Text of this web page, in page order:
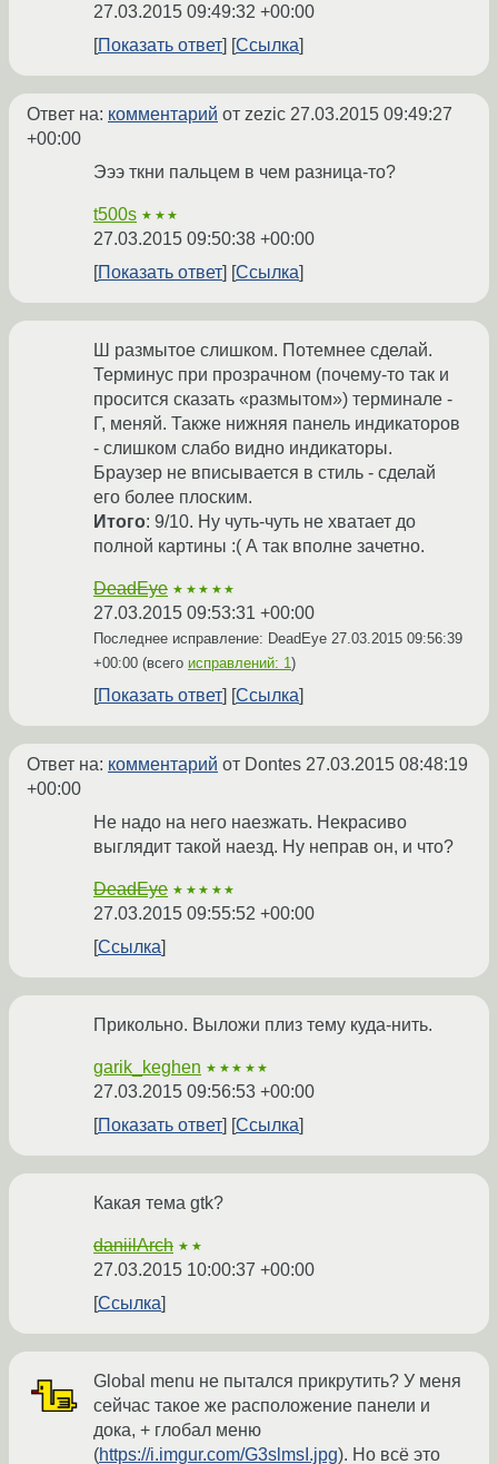
27.03.2015 09:49:32 +00:00
Показать ответ
Ссылка
Ответ на: комментарий от zezic 27.03.2015 09:49:27
+00:00
Эээ ткни пальцем в чем разница-то?
t500s ★★★
27.03.2015 09:50:38 +00:00
Показать ответ
Ссылка
Ш размытое слишком. Потемнее сделай.
Терминус при прозрачном (почему-то так и
просится сказать «размытом») терминале -
Г, меняй. Также нижняя панель индикаторов
- слишком слабо видно индикаторы.
Браузер не вписывается в стиль - сделай
его более плоским.
Итого: 9/10. Ну чуть-чуть не хватает до
полной картины :( А так вполне зачетно.
DeadEye ★★★★★
27.03.2015 09:53:31 +00:00
Последнее исправление: DeadEye 27.03.2015 09:56:39
+00:00 (всего исправлений: 1)
Показать ответ Ссылка
Ответ на: комментарий от Dontes 27.03.2015 08:48:19
+00:00
Не надо на него наезжать. Некрасиво
выглядит такой наезд. Ну неправ он, и что?
DeadEye ★★★★★
27.03.2015 09:55:52 +00:00
Ссылка
Прикольно. Выложи плиз тему куда-нить.
garik_keghen ★★★★★
27.03.2015 09:56:53 +00:00
Показать ответ
Ссылка
Какая тема gtk?
daniilArch ★★
27.03.2015 10:00:37 +00:00
Ссылка
Global menu не пытался прикрутить? У меня
сейчас такое же расположение панели и
дока, + глобал меню
(https://i.imgur.com/G3slmsI.jpg). Но всё это